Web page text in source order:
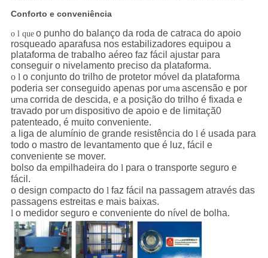
Conforto e conveniência
o l que o punho do balanço da roda de catraca do apoio
rosqueado aparafusa nos estabilizadores equipou a
plataforma de trabalho aéreo faz fácil ajustar para
conseguir o nivelamento preciso da plataforma.
o l o conjunto do trilho de protetor móvel da plataforma
poderia ser conseguido apenas porumaascensão e por
umacorrida de descida, e a posição do trilho é fixada e
travado porum dispositivo de apoio e de limitaçã0
patenteado, é muito conveniente.
a liga de alumínio de grande resistência do l é usada para
todo o mastro de levantamento que é luz, fácil e
conveniente se mover.
bolso da empilhadeira do l para o transporte seguro e
fácil.
o design compacto do l faz fácil na passagem através das
passagens estreitas e mais baixas.
l o medidor seguro e conveniente do nível de bolha.